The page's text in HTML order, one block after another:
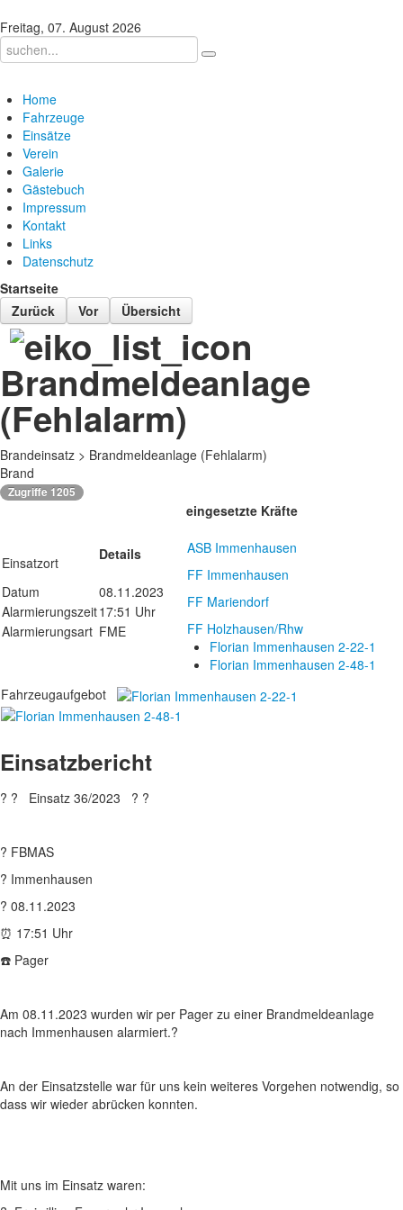
Freitag, 07. August 2026
Home
Fahrzeuge
Einsätze
Verein
Galerie
Gästebuch
Impressum
Kontakt
Links
Datenschutz
Startseite
Zurück
Vor Übersicht
Brandmeldeanlage
(Fehlalarm)
Brandeinsatz > Brandmeldeanlage (Fehlalarm)
Brand
Zugriffe 1205
Einsatzort Details
Datum
08.11.2023
Alarmierungszeit17:51 Uhr
Alarmierungsart FME
eingesetzte Kräfte
ASB Immenhausen
FF Immenhausen
FF Mariendorf
FF Holzhausen/Rhw
Florian Immenhausen 2-22-1
Florian Immenhausen 2-48-1
Fahrzeugaufgebot
Einsatzbericht
? ? Einsatz 36/2023 ? ?
? FBMAS
? Immenhausen
? 08.11.2023
⏰ 17:51 Uhr
☎️ Pager
Am 08.11.2023 wurden wir per Pager zu einer Brandmeldeanlage
nach Immenhausen alarmiert.?
An der Einsatzstelle war für uns kein weiteres Vorgehen notwendig, so
dass wir wieder abrücken konnten.
Mit uns im Einsatz waren: